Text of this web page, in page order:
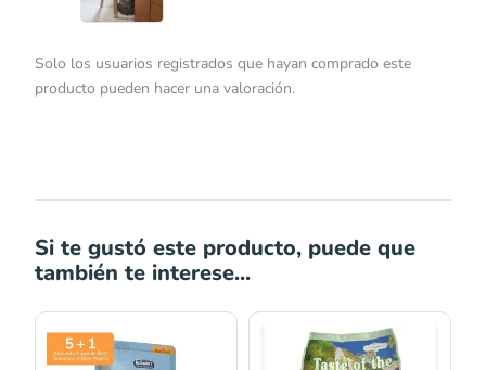
Solo los usuarios registrados que hayan comprado este
producto pueden hacer una valoración.
Si te gustó este producto, puede que
también te interese...